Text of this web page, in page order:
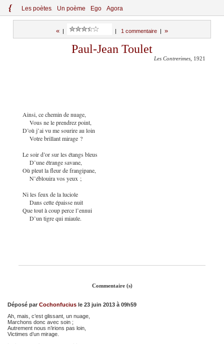
{ Les poètes Un poème Ego Agora
« 1 commentaire »
Paul-Jean Toulet
Les Contrerimes , 1921
Ainsi, ce chemin de nuage,
Vous ne le prendrez point,
D’où j’ai vu me sourire au loin
Votre brillant mirage ?
Le soir d’or sur les étangs bleus
D’une étrange savane,
Où pleut la fleur de frangipane,
N’éblouira vos yeux ;
Ni les feux de la luciole
Dans cette épaisse nuit
Que tout à coup perce l’ennui
D’un tigre qui miaule.
Commentaire (s)
Déposé par Cochonfucius le 23 juin 2013 à 09h59
Ah, mais, c’est glissant, un nuage,
Marchons donc avec soin ;
Autrement nous n’irions pas loin,
Victimes d’un mirage.